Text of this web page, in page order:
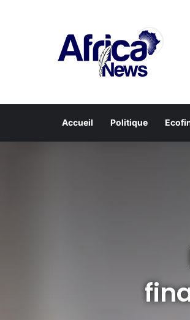
Accueil Politique